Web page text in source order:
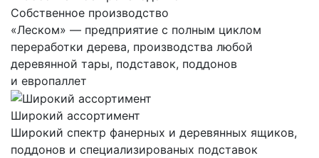
Собственное производство
«Леском» — предприятие с полным циклом
переработки дерева, производства любой
деревянной тары, подставок, поддонов
и европаллет
Широкий ассортимент
Широкий спектр фанерных и деревянных ящиков,
поддонов и специализированых подставок